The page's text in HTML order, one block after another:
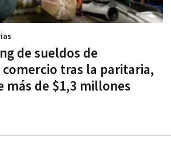
de sueldos de
tras la paritaria,
más de $1,3 millones